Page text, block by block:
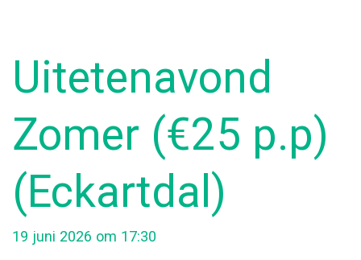
Uitetenavond
Zomer (€25 p.p)
(Eckartdal)
19 juni 2026 om 17:30